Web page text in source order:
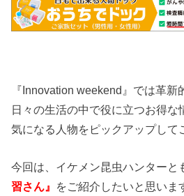
『Innovation weekend』では革新
日々の生活の中で役に立つお得な
気になる人物をピックアップして
今回は、イケメン昆虫ハンターと
習さん』 をご紹介したいと思いま